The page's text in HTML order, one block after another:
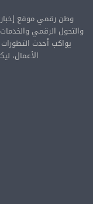
وطن رقمي موقع
والتحول الرقمي
يواكب أحدث
الأعمال،